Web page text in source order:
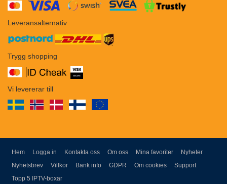
Leveransalternativ
Trygg shopping
Vi levererar till
Hem Logga in Kontakta oss Om oss Mina favoriter Nyheter
Nyhetsbrev Villkor Bank info GDPR Om cookies Support
Topp 5 IPTV-boxar